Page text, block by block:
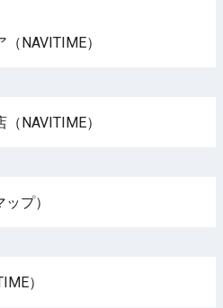
NAVITIME）
NAVITIME）
プ）
）